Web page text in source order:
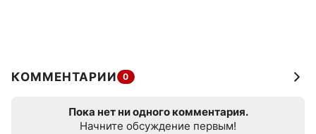
КОММЕНТАРИИ 0
Пока нет ни одного комментария.
Начните обсуждение первым!